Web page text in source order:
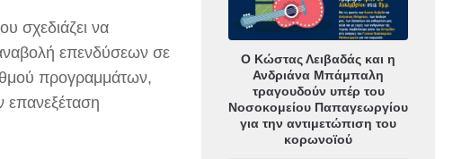
σχεδιάζει να
επενδύσεων σε
προγραμμάτων,
Ο Κώστας Λειβαδάς και η
Ανδριάνα Μπάμπαλη
τραγουδούν υπέρ του
Νοσοκομείου Παπαγεωργίου
για την αντιμετώπιση του
κορωνοϊού